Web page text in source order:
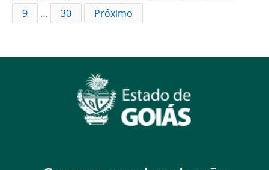
9
… 30 Próximo